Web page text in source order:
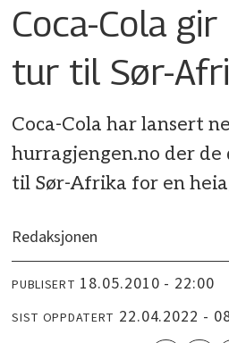
Coca-Cola
tur til Sør-
Coca-Cola har lansert
hurragjengen.no der
til Sør-Afrika for en
Redaksjonen
PUBLISERT 18.05.2010 - 22:00
SIST OPPDATERT 22.04.2022 -